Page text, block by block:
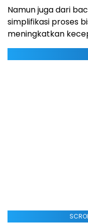
Namun juga dari
simplifikasi proses
meningkatkan